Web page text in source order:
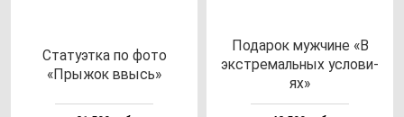
Ста­ту­эт­ка по фо­то
«Пры­жок ввысь»
Пода­рок муж­чи­не «В
экс­тре­маль­ных ус­ло­ви­
ях»